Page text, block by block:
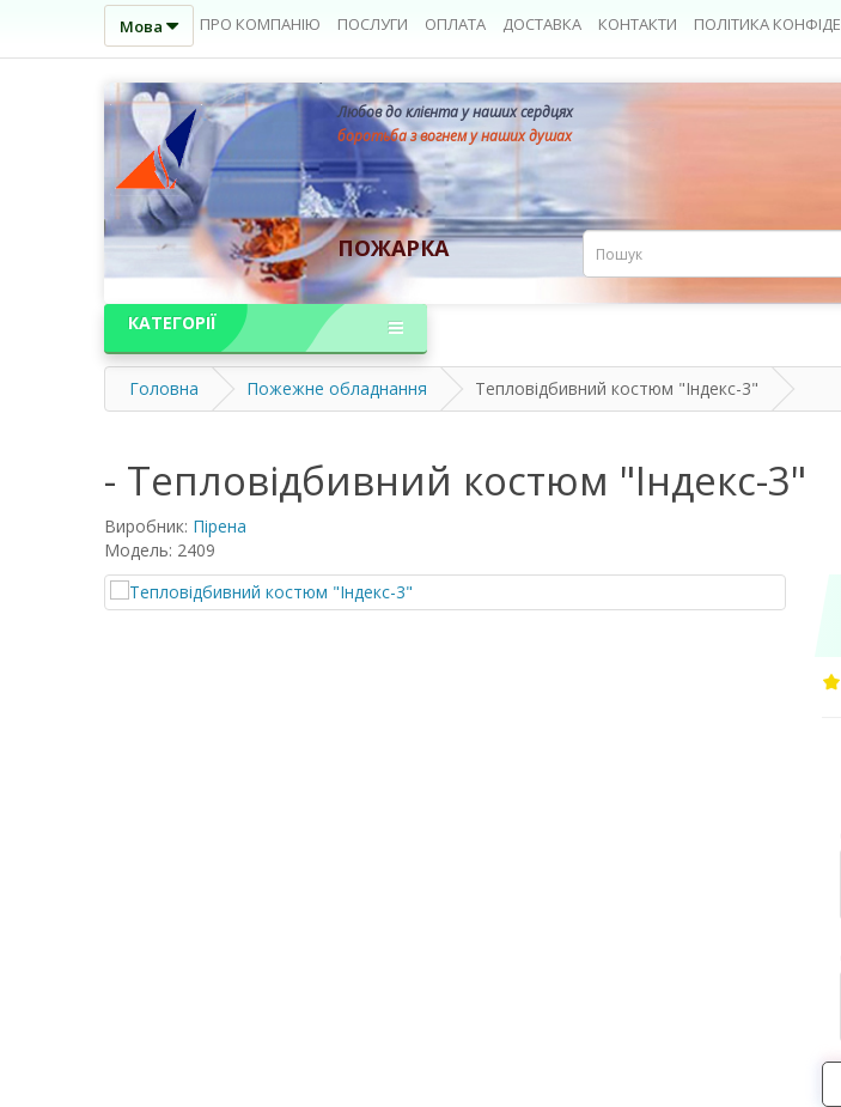
Мова ПРО КОМПАНІЮ ПОСЛУГИ ОПЛАТА ДОСТАВКА КОНТАКТИ ПОЛІТИКА
Любов до клієнта у наших сердцях
боротьба з вогнем у наших душах
ПОЖАРКА
КАТЕГОРІЇ
Головна Пожежне обладнання Тепловідбивний костюм "Індекс-3"
- Тепловідбивний костюм "Індекс-3"
Виробник: Пірена
Модель: 2409